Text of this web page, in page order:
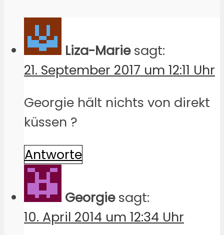
Liza-Marie sagt:
21. September 2017 um 12:11 Uhr
Georgie hält nichts von direkt
küssen ?
Antworte
Georgie sagt:
10. April 2014 um 12:34 Uhr